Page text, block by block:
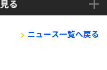
る
ニュース一覧へ戻る